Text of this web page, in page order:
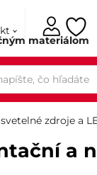
materiálom
zdroje a
a